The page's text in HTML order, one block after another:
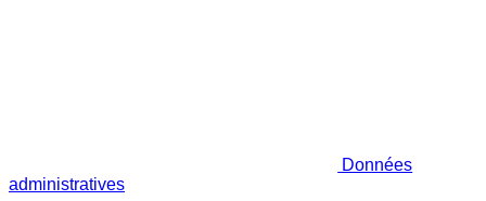
Données
administratives